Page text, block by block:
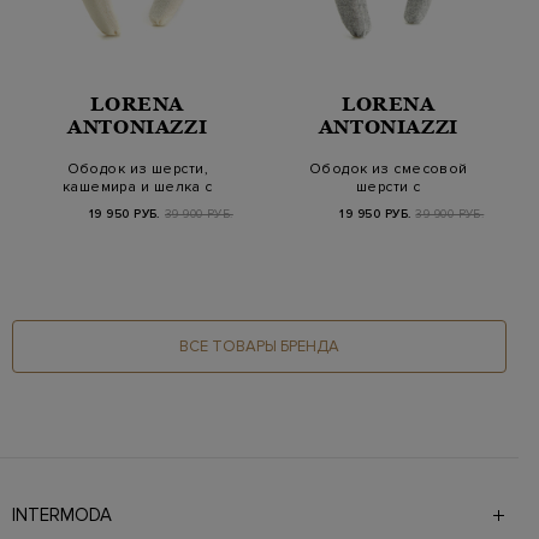
LORENA
ANTONIAZZI
Ободок из шерсти,
кашемира и шелка с
19 950 РУБ. 39 900 РУБ.
LORENA
ANTONIAZZI
Ободок из смесовой
шерсти с
звездой Swarov…
19 950 РУБ. 39 900 РУБ.
ВСЕ ТОВАРЫ БРЕНДА
INTERMODA